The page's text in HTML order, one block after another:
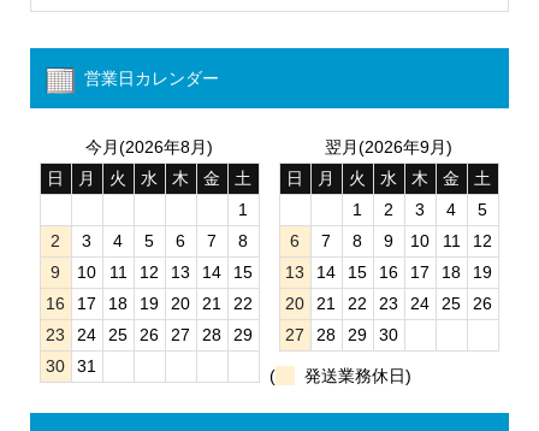
営業日カレンダー
今月(2026年8月)
日
月 火 水 木 金
土
1
2
3 4 5 6 7
8
9
10 11 12 13 14
15
16
17 18 19 20 21
22
23
24 25 26 27 28
29
30
31
翌月(2026年9月)
日
月 火 水 木 金
土
1
2 3 4
5
6
7 8 9 10 11
12
13
14 15 16 17 18
19
20
21 22 23 24 25
26
27
28 29 30
( 発送業務休日)